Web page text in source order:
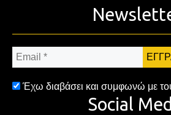
Email
*
Έχω διαβάσει και συμφωνώ με
Social